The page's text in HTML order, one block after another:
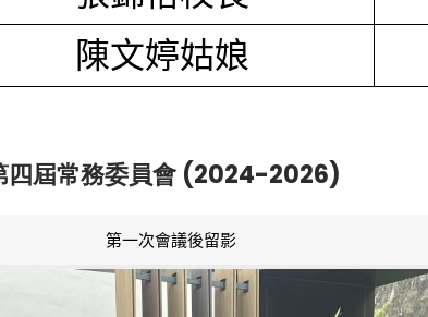
陳文婷姑娘
四屆常務委員會 (2024-2026)
第一次會議後留影